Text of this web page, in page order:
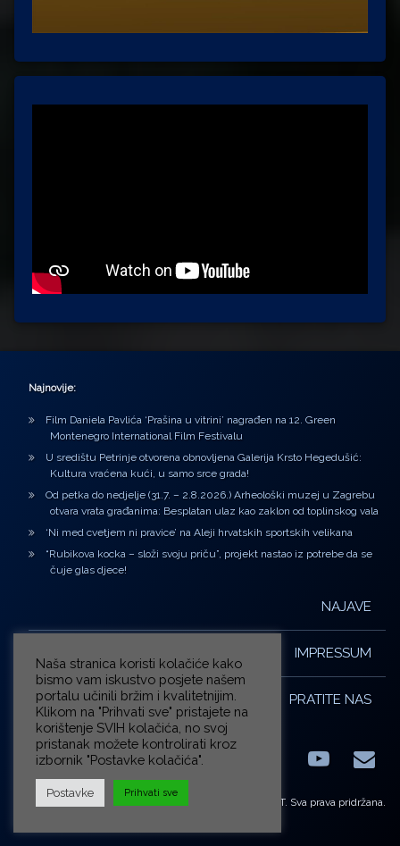
Najnovije:
Film Daniela Pavlića ‘Prašina u vitrini’ nagrađen na 12. Green
Montenegro International Film Festivalu
U središtu Petrinje otvorena obnovljena Galerija Krsto Hegedušić:
Kultura vraćena kući, u samo srce grada!
Od petka do nedjelje (31.7. – 2.8.2026.) Arheološki muzej u Zagrebu
otvara vrata građanima: Besplatan ulaz kao zaklon od toplinskog vala
‘Ni med cvetjem ni pravice’ na Aleji hrvatskih sportskih velikana
“Rubikova kocka – složi svoju priču”, projekt nastao iz potrebe da se
čuje glas djece!
NAJAVE
IMPRESSUM
PRATITE NAS
FacebookLinkedIn E-
© ZG-KULT. Sva prava pridržana.
Naša stranica koristi kolačiće kako
bismo vam iskustvo posjete našem
portalu učinili bržim i kvalitetnijim.
Klikom na "Prihvati sve" pristajete na
korištenje SVIH kolačića, no svoj
pristanak možete kontrolirati kroz
izbornik "Postavke kolačića".
Postavke Prihvati sve